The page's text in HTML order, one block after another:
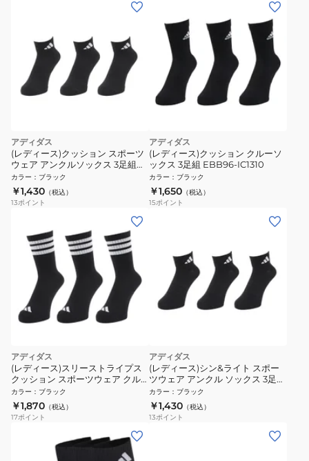
アディダス
(レディース)クッション スポーツ
ウェア アンクルソックス 3足組
DVT59-KC9633
カラー ： ブラック
￥1,430 （税込）
13ポイント
アディダス
(レディース)クッション クルーソ
ックス 3足組 EBB96-IC1310
カラー ： ブラック
￥1,650 （税込）
15ポイント
アディダス
(レディース)スリーストライプス
クッション スポーツウェア クル
ーソックス 3足組 UW730-
KC9641
カラー ： ブラック
￥1,870 （税込）
17ポイント
アディダス
(レディース)シン&ライト スポー
ツウェア アンクル ソックス 3足組
WH755-KC9613
カラー ： ブラック
￥1,430 （税込）
13ポイント